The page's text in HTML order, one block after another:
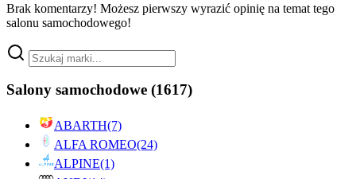
Brak komentarzy! Możesz pierwszy wyrazić opinię na temat tego
salonu samochodowego!
Salony samochodowe (1617)
ABARTH(7)
ALFA ROMEO(24)
ALPINE(1)